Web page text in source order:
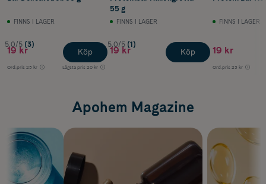
FINNS I LAGER
5.0/5 (3)
19 kr
Ord.pris 23 kr Lägsta pris 20 kr
Köp
55 g
FINNS I LAGER
5.0/5 (1)
19 kr Köp
FINNS I LAGER
19 kr
Ord.pris 23 kr
Apohem Magazine